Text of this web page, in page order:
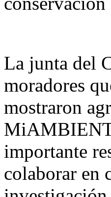
La junta del
moradores
mostraron
importante
colaborar en